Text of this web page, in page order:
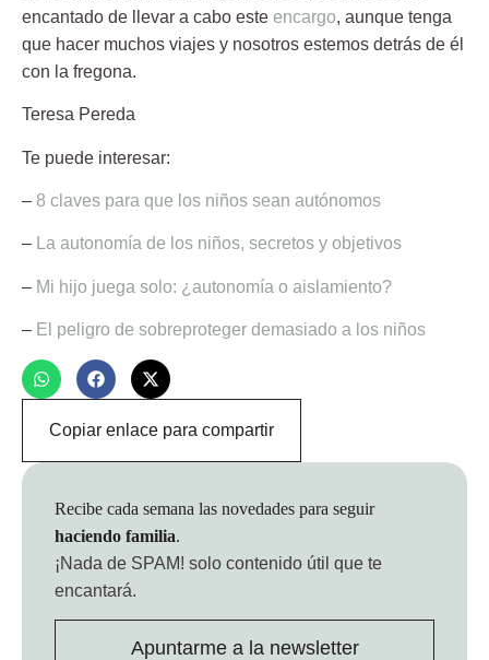
encantado de llevar a cabo este encargo, aunque tenga
que hacer muchos viajes y nosotros estemos detrás de él
con la fregona.
Teresa Pereda
Te puede interesar:
– 8 claves para que los niños sean autónomos
– La autonomía de los niños, secretos y objetivos
– Mi hijo juega solo: ¿autonomía o aislamiento?
– El peligro de sobreproteger demasiado a los niños
Copiar enlace para compartir
Recibe cada semana las novedades para seguir
haciendo familia.
¡Nada de SPAM! solo contenido útil que te
encantará.
Apuntarme a la newsletter